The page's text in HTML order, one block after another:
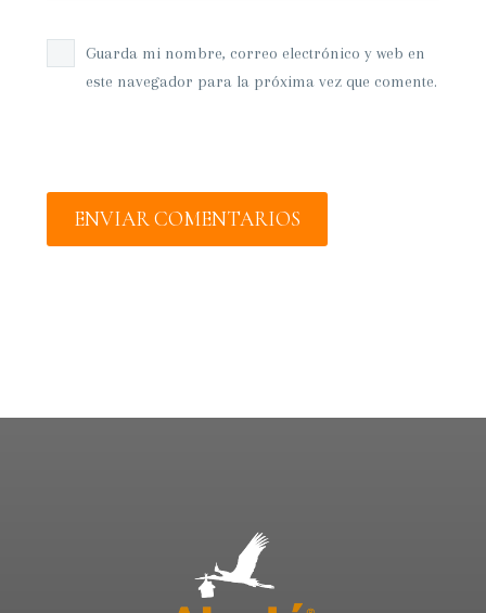
Guarda mi nombre, correo electrónico y web en
este navegador para la próxima vez que comente.
ENVIAR COMENTARIOS